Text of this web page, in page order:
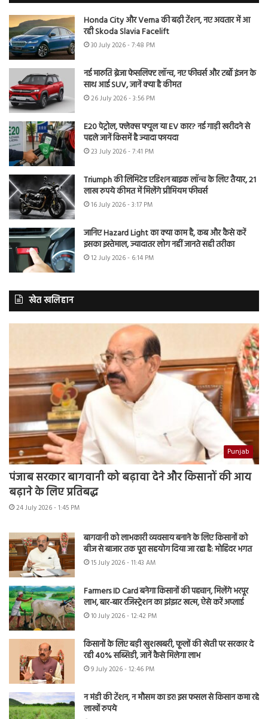
Honda City और Verna की बढ़ी टेंशन, नए अवतार में आ
रही Skoda Slavia Facelift
30 July 2026 - 7:48 PM
नई मारुति ब्रेजा फेसलिफ्ट लॉन्च, नए फीचर्स और टर्बो इंजन के
साथ आई SUV, जानें क्या है कीमत
26 July 2026 - 3:56 PM
E20 पेट्रोल, फ्लेक्स फ्यूल या EV कार? नई गाड़ी खरीदने से
पहले जानें किसमें है ज्यादा फायदा
23 July 2026 - 7:41 PM
Triumph की लिमिटेड एडिशन बाइक लॉन्च के लिए तैयार, 21
लाख रुपये कीमत में मिलेंगे प्रीमियम फीचर्स
16 July 2026 - 3:17 PM
जानिए Hazard Light का क्या काम है, कब और कैसे करें
इसका इस्तेमाल, ज्यादातर लोग नहीं जानते सही तरीका
12 July 2026 - 6:14 PM
खेत खलिहान
Punjab
पंजाब सरकार बागवानी को बढ़ावा देने और किसानों की आय
बढ़ाने के लिए प्रतिबद्ध
24 July 2026 - 1:45 PM
बागवानी को लाभकारी व्यवसाय बनाने के लिए किसानों को
बीज से बाजार तक पूरा सहयोग दिया जा रहा है: मोहिंदर भगत
15 July 2026 - 11:43 AM
Farmers ID Card बनेगा किसानों की पहचान, मिलेंगे भरपूर
लाभ, बार-बार रजिस्ट्रेशन का झंझट खत्म, ऐसे करें अप्लाई
10 July 2026 - 12:42 PM
किसानों के लिए बड़ी खुशखबरी, फूलों की खेती पर सरकार दे
रही 40% सब्सिडी, जानें कैसे मिलेगा लाभ
9 July 2026 - 12:46 PM
न मंडी की टेंशन, न मौसम का डर! इस फसल से किसान कमा रहे
लाखों रुपये